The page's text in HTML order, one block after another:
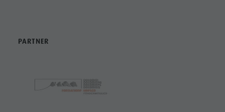
PARTNER